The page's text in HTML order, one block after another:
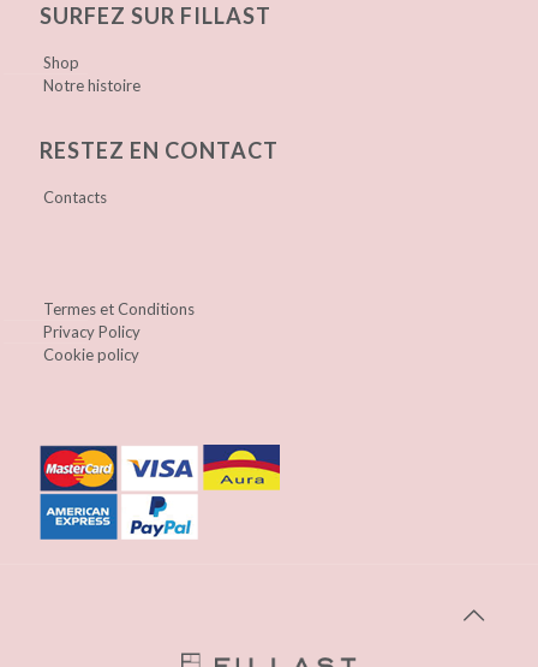
SURFEZ SUR FILLAST
Shop
Notre histoire
RESTEZ EN CONTACT
Contacts
Termes et Conditions
Privacy Policy
Cookie policy